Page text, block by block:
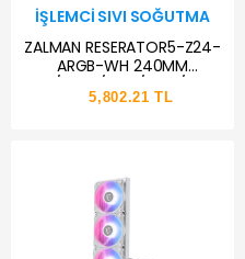
İŞLEMCI SIVI SOĞUTMA
ZALMAN RESERATOR5-Z24-
ARGB-WH 240MM
1700/2066/AM5/AM4/FM2+
SIVI SOĞUTMA
5,802.21 TL